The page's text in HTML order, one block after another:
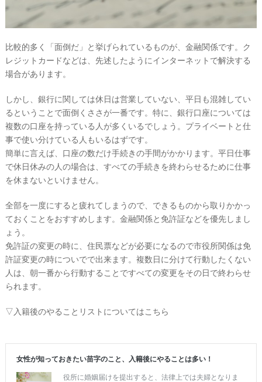
比較的多く「面倒だ」と挙げられているものが、金融関係です。ク
レジットカードなどは、先述したようにインターネットで解決する
場合があります。
しかし、銀行に関しては休日は営業していない、平日も混雑してい
るということで面倒くささが一番です。特に、銀行口座については
複数の口座を持っている人が多くいるでしょう。プライベートと仕
事で使い分けている人もいるはずです。
簡単に言えば、口座の数だけ手続きの手間がかかります。平日仕事
で休日休みの人の場合は、すべての手続きを終わらせるために仕事
を休まないといけません。
全部を一度にすると疲れてしまうので、できるものから取りかかっ
ておくことをおすすめします。金融関係と免許証などを優先しまし
ょう。
免許証の変更の時に、住民票などが必要になるので市役所関係は免
許証変更の時についでで出来ます。複数日に分けて行動したくない
人は、朝一番から行動することですべての変更をその日で終わらせ
られます。
▽入籍後のやることリストについてはこちら